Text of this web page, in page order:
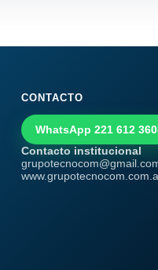
CONTACTO
WhatsApp 221 612
Contacto institucional